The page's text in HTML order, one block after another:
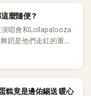
麼隨便？
演唱會和Lollapalooza
蹈是他們走紅的重要
糕竟是邊佑錫送 暖心